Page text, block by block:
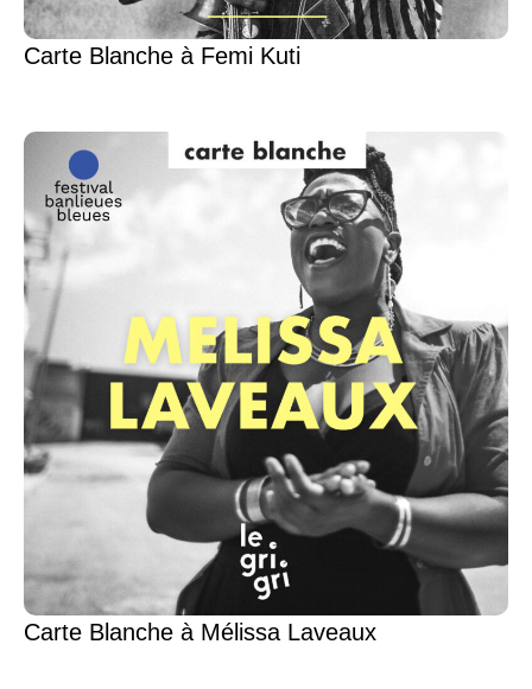
Carte Blanche à Femi Kuti
Carte Blanche à Mélissa Laveaux